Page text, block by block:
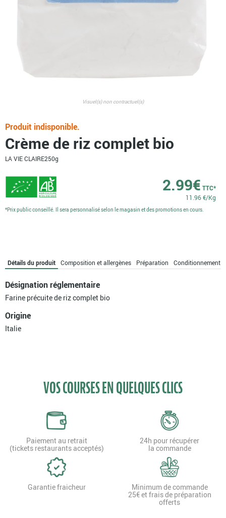
Visuel(s) non contractuel(s)
Crème de riz complet bio
LA VIE CLAIRE250g
2.99€ TTC*
11.96 €/Kg
Produit indisponible.
*Prix public conseillé. Il sera personnalisé selon le magasin et des promotions en cours.
Détails du produit Composition et allergènes Préparation Conditionnement
Désignation réglementaire
Farine précuite de riz complet bio
Origine
Italie
VOS COURSES EN QUELQUES CLICS
Paiement au retrait
(tickets restaurants acceptés)
24h pour récupérer
la commande
Garantie fraicheur Minimum de commande
25€ et frais de préparation
offerts